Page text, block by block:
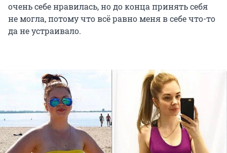
очень себе нравилась, но до конца принять себя
не могла, потому что всё равно меня в себе что-то
да не устраивало.